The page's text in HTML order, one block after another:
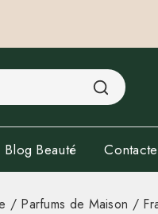
Blog Beauté
/ Parfums de Maison /